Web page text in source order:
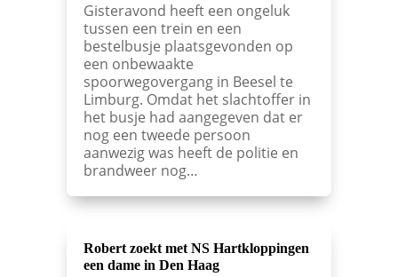
Gisteravond heeft een ongeluk
tussen een trein en een
bestelbusje plaatsgevonden op
een onbewaakte
spoorwegovergang in Beesel te
Limburg. Omdat het slachtoffer in
het busje had aangegeven dat er
nog een tweede persoon
aanwezig was heeft de politie en
brandweer nog…
Robert zoekt met NS Hartkloppingen
een dame in Den Haag